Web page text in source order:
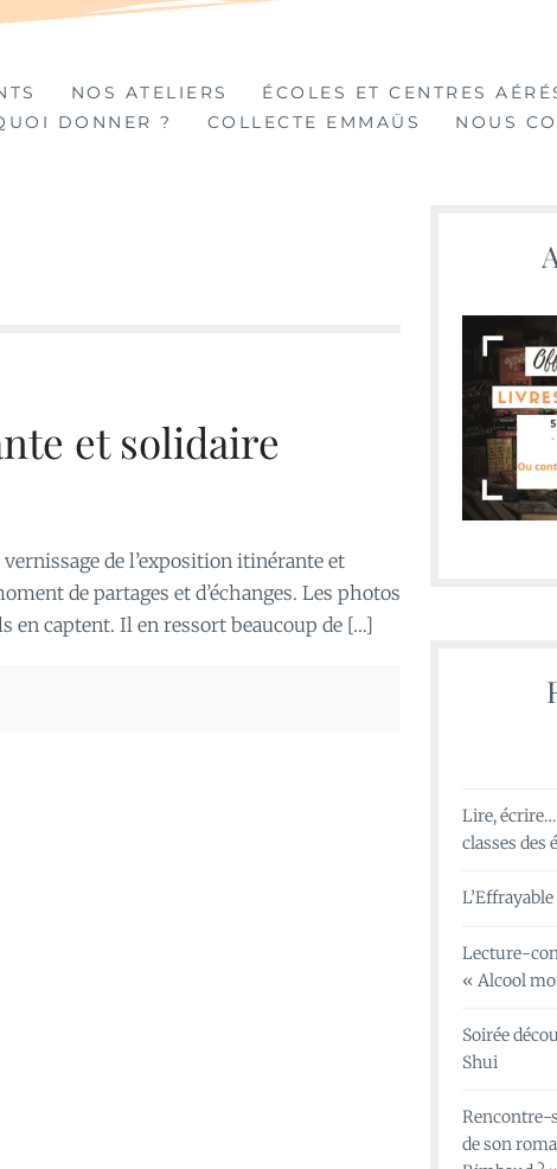
NOS ATELIERS ÉCOLES ET CENTRES
DONNER ? COLLECTE EMMAÜS NOUS
et solidaire
de l’exposition itinérante et
de partages et d’échanges. Les photos
en captent. Il en ressort beaucoup de […]
Lire, écrire…
classes des
Lecture-
« Alcool
Soirée
Shui
Rencontre-
de son